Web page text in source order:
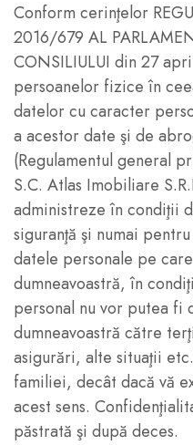
Conform cerinţelor
2016/679 AL
CONSILIULUI din 27
persoanelor fizice în
datelor cu caracter
a acestor date şi de
(Regulamentul general
S.C. Atlas Imobiliare
administreze în condiţii
siguranţă şi numai
datele personale pe
dumneavoastră, în
personal nu vor putea
dumneavoastră către
asigurări, alte situaţii
familiei, decât dacă vă
acest sens.
păstrată şi după deces.